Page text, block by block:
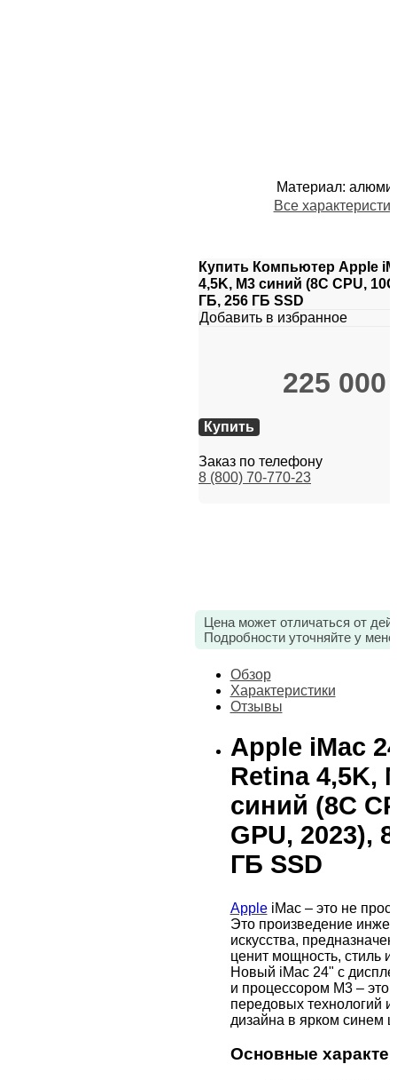
Материал:
Все
Купить Компьютер Apple
4,5K, M3 синий (8C CPU,
ГБ, 256 ГБ SSD
Добавить в избранное
225 000
Купить
Заказ по телефону
8 (800) 70-770-23
Цена может отличаться от
Подробности уточняйте у
Обзор
Характеристики
Отзывы
Apple iMac
Retina 4,5K,
синий (8C
GPU, 2023),
ГБ SSD
AppleiMac – это не
Это произведение
искусства,
ценит мощность, стиль
Новый iMac 24" с
и процессором M3 – это
передовых технологий и
дизайна в ярком синем
Основные